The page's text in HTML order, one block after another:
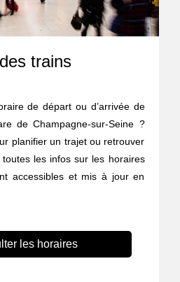
trains
de départ ou d’arrivée de
de Champagne-sur-Seine ?
planifier un trajet ou retrouver
toutes les infos sur les horaires
accessibles et mis à jour en
les horaires